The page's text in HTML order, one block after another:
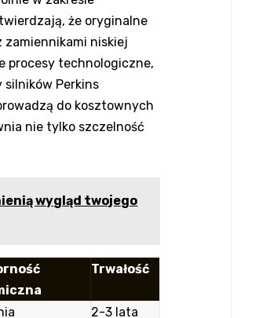
że oryginalne
niskiej
procesy technologiczne,
silników Perkins
do kosztownych
nie tylko szczelność
wygląd twojego
Trwałość
2-3 lata